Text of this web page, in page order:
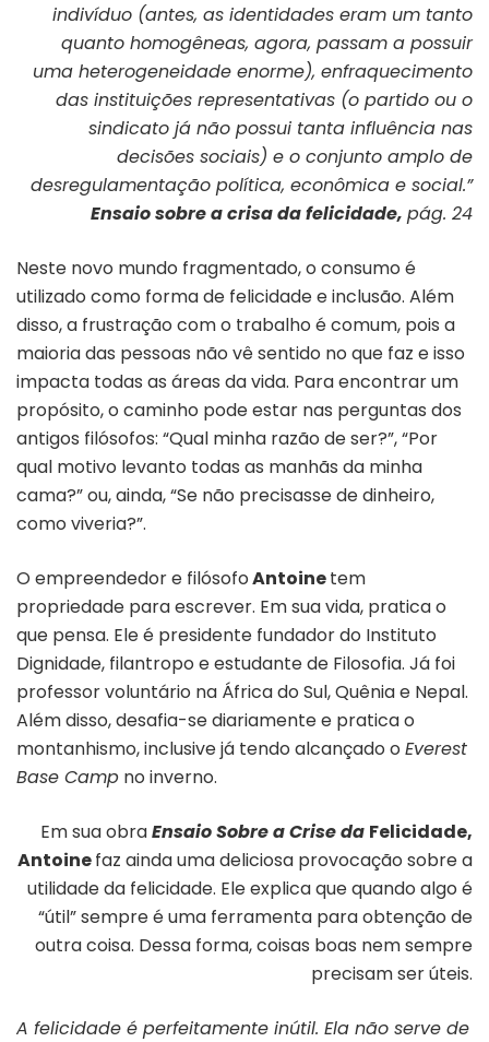
indivíduo (antes, as identidades eram um tanto
quanto homogêneas, agora, passam a possuir
uma heterogeneidade enorme), enfraquecimento
das instituições representativas (o partido ou o
sindicato já não possui tanta influência nas
decisões sociais) e o conjunto amplo de
desregulamentação política, econômica e social.”
Ensaio sobre a crisa da felicidade, pág. 24
Neste novo mundo fragmentado, o consumo é
utilizado como forma de felicidade e inclusão. Além
disso, a frustração com o trabalho é comum, pois a
maioria das pessoas não vê sentido no que faz e isso
impacta todas as áreas da vida. Para encontrar um
propósito, o caminho pode estar nas perguntas dos
antigos filósofos: “Qual minha razão de ser?”, “Por
qual motivo levanto todas as manhãs da minha
cama?” ou, ainda, “Se não precisasse de dinheiro,
como viveria?”.
O empreendedor e filósofoAntoinetem
propriedade para escrever. Em sua vida, pratica o
que pensa. Ele é presidente fundador do Instituto
Dignidade, filantropo e estudante de Filosofia. Já foi
professor voluntário na África do Sul, Quênia e Nepal.
Além disso, desafia-se diariamente e pratica o
montanhismo, inclusive já tendo alcançado o Everest
Base Camp no inverno.
Em sua obraEnsaio Sobre a Crise da Felicidade,
Antoinefaz ainda uma deliciosa provocação sobre a
utilidade da felicidade. Ele explica que quando algo é
“útil” sempre é uma ferramenta para obtenção de
outra coisa. Dessa forma, coisas boas nem sempre
precisam ser úteis.
A felicidade é perfeitamente inútil. Ela não serve de